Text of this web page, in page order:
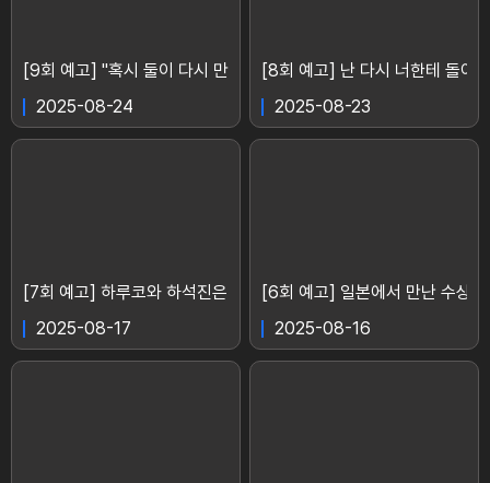
[9회 예고] "혹시 둘이 다시 만나나?" 공승연과 강동호! 두 사람 사
2025-08-24
[8회 예고] 난 다시 너한테 돌아
2025-08-23
[7회 예고] 하루코와 하석진은 대체 무슨 사이일까? 의문의 여인 하
2025-08-17
[6회 예고] 일본에서 만난 수상
2025-08-16